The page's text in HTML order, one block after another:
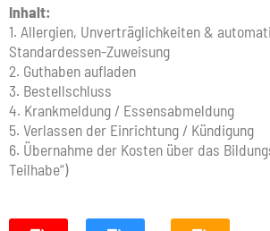
Inhalt:
1. Allergien, Unverträglichkeiten &
Standardessen-Zuweisung
2. Guthaben aufladen
3. Bestellschluss
4. Krankmeldung / Essensabmeldung
5. Verlassen der Einrichtung / Kündigung
6. Übernahme der Kosten über das
Teilhabe“)